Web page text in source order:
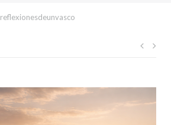
reflexionesdeunvasco